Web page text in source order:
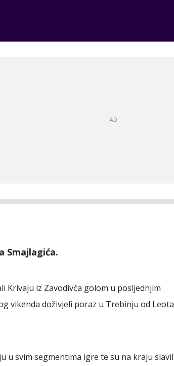
Smajlagića.
Krivaju iz Zavodivća golom u posljednjim
vikenda doživjeli poraz u Trebinju od
u svim segmentima igre te su na kraju